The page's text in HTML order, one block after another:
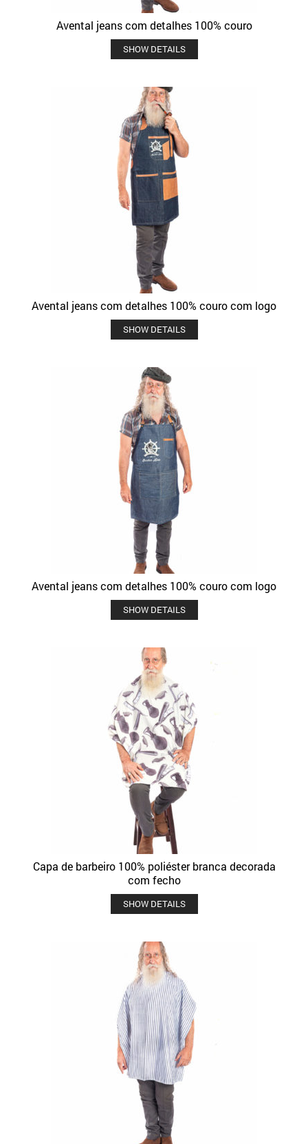
Avental jeans com detalhes 100% couro
SHOW DETAILS
Avental jeans com detalhes 100% couro com logo
SHOW DETAILS
Avental jeans com detalhes 100% couro com logo
SHOW DETAILS
Capa de barbeiro 100% poliéster branca decorada
com fecho
SHOW DETAILS